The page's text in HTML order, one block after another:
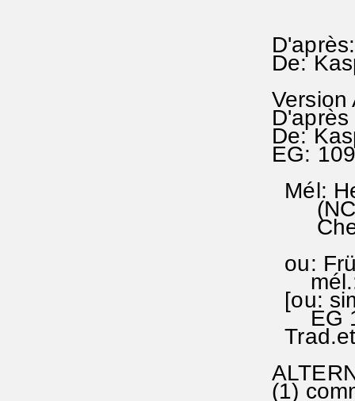
De:
Version
De:
EG:
Mél:
Chez:
ou:
mél.:
[ou:
EG
(1)